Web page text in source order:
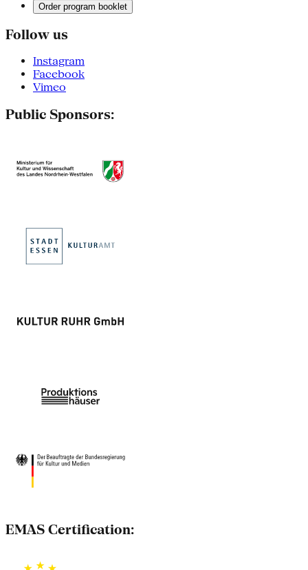
Order program booklet
Follow us
Instagram
Facebook
Vimeo
Public Sponsors:
EMAS Certification: